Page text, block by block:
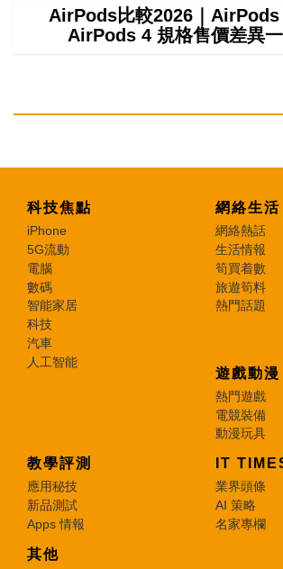
AirPods比較2026｜
AirPods 4 規格售價差異
科技焦點
iPhone
5G流動
電腦
數碼
智能家居
科技
汽車
人工智能
網絡生活
網絡熱話
生活情報
筍買着數
旅遊筍料
熱門話題
遊戲動漫
熱門遊戲
電競裝備
動漫玩具
教學評測
應用秘技
新品測試
Apps 情報
IT
業界頭條
AI 策略
名家專欄
其他